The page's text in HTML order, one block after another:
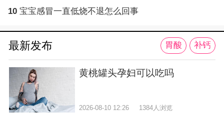
10 宝宝感冒一直低烧不退怎么回事
最新发布 胃酸 补钙
黄桃罐头孕妇可以吃吗
2026-08-10 12:26 1384人浏览